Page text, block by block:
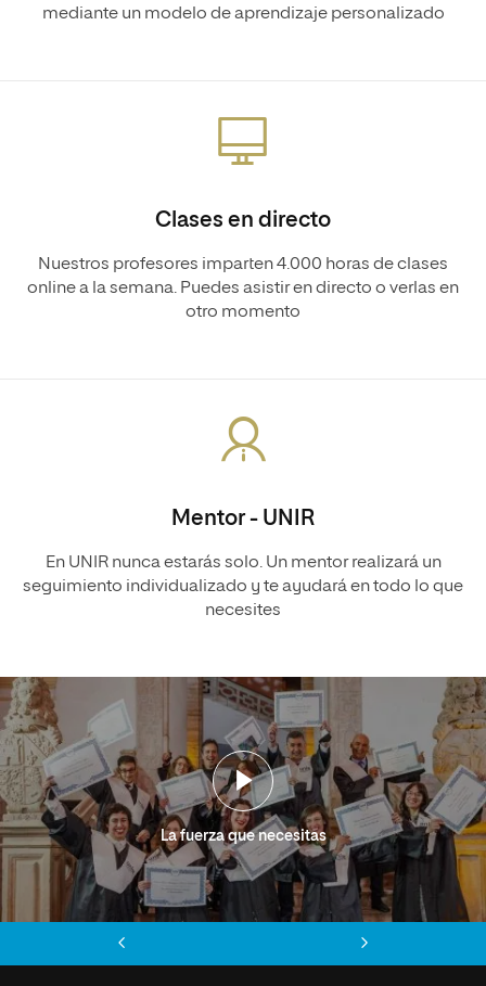
mediante un modelo de aprendizaje personalizado
Clases en directo
Nuestros profesores imparten 4.000 horas de clases
online a la semana. Puedes asistir en directo o verlas en
otro momento
Mentor - UNIR
En UNIR nunca estarás solo. Un mentor realizará un
seguimiento individualizado y te ayudará en todo lo que
necesites
La fuerza que necesitas